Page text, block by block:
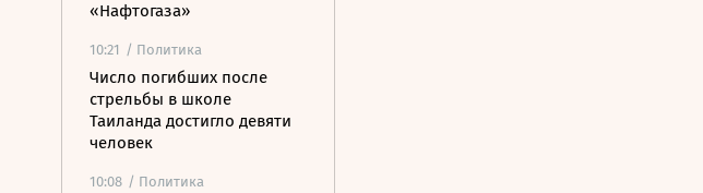
«Нафтогаза»
10:21 / Политика
Число погибших после
стрельбы в школе
Таиланда достигло девяти
человек
10:08 / Политика